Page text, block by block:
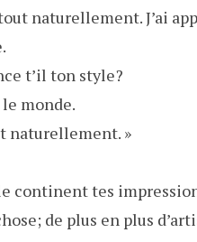
naturellement. J’ai
t’il ton style?
monde.
naturellement. »
continent tes
de plus en plus